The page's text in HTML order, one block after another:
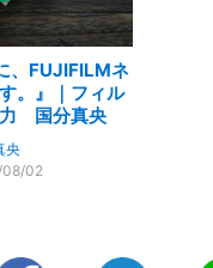
、FUJIFILMネ
。』｜フィル
力 国分真央
央
08/02